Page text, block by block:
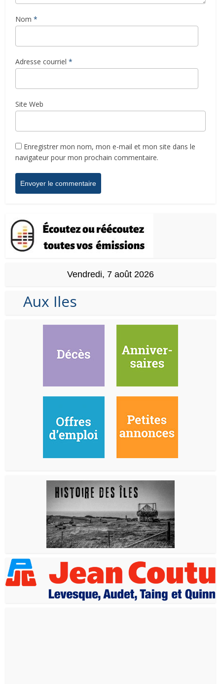
Nom *
Adresse courriel *
Site Web
Enregistrer mon nom, mon e-mail et mon site dans le
navigateur pour mon prochain commentaire.
Vendredi, 7 août 2026
Aux Iles